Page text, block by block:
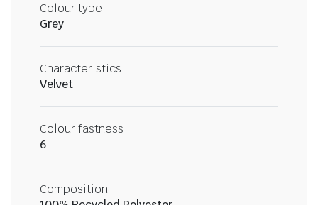
Colour type
Grey
Characteristics
Velvet
Colour fastness
6
Composition